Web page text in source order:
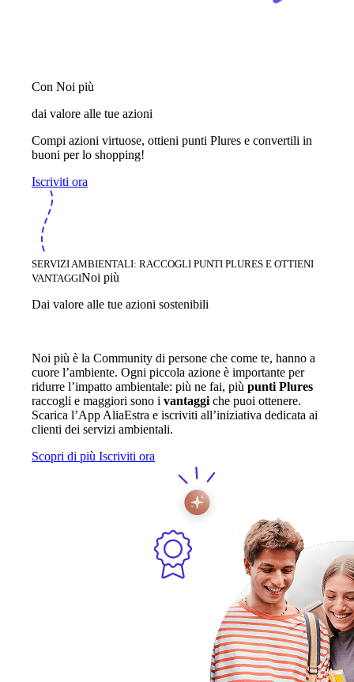
Con Noi più
dai valore alle tue azioni
Compi azioni virtuose, ottieni punti Plures e convertili in
buoni per lo shopping!
Iscriviti ora
SERVIZI AMBIENTALI: RACCOGLI PUNTI PLURES E OTTIENI
VANTAGGINoi più
Dai valore alle tue azioni sostenibili
Noi più è la Community di persone che come te, hanno a
cuore l’ambiente. Ogni piccola azione è importante per
ridurre l’impatto ambientale: più ne fai, più punti Plures
raccogli e maggiori sono i vantaggi che puoi ottenere.
Scarica l’App AliaEstra e iscriviti all’iniziativa dedicata ai
clienti dei servizi ambientali.
Scopri di più Iscriviti ora